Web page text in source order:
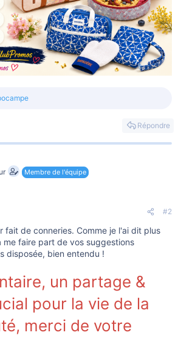
Répondre
Membre de l'équipe
#2
fait de conneries. Comme je l'ai dit plus
me faire part de vos suggestions
disposée, bien entendu !
un partage &
pour la vie de la
merci de votre